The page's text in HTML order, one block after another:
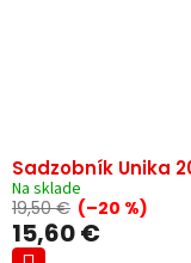
Sadzobník Unika
Na sklade
19,50 € (–20 %)
15,60 €